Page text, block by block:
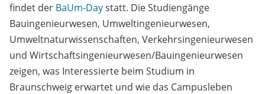
findet der BaUm-Daystatt. Die Studiengänge
Bauingenieurwesen, Umweltingenieurwesen,
Umweltnaturwissenschaften, Verkehrsingenieurwesen
und Wirtschaftsingenieurwesen/Bauingenieurwesen
zeigen, was Interessierte beim Studium in
Braunschweig erwartet und wie das Campusleben